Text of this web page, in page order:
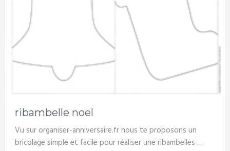
ribambelle noel
Vu sur organiser-anniversaire.fr nous te proposons un
bricolage simple et facile pour réaliser une ribambelles …